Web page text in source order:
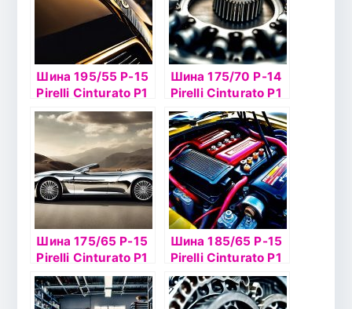
Шина 195/55 Р-15
Pirelli Cinturato P1
Verde б/к
Шина 175/70 Р-14
Pirelli Cinturato P1
Verde 84H
Шина 175/65 Р-15
Pirelli Cinturato P1
Verde 84Hб/
Шина 185/65 Р-15
Pirelli Cinturato P1
Verde 88H